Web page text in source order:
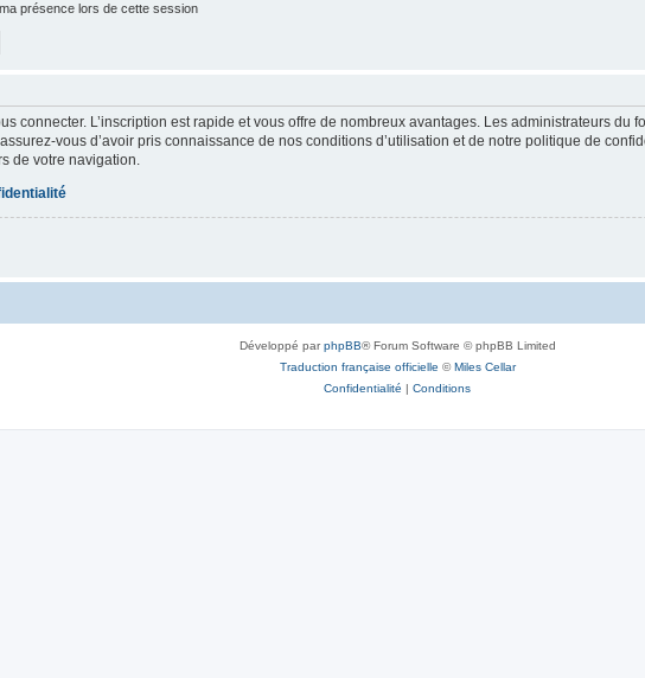
présence lors de cette session
connecter. L’inscription est rapide et vous offre de nombreux avantages. Les administrateurs
vous d’avoir pris connaissance de nos conditions d’utilisation et de notre politique de
de votre navigation.
Développé parphpBB® Forum Software © phpBB Limited
Traduction française officielle ©Miles Cellar
Confidentialité | Conditions